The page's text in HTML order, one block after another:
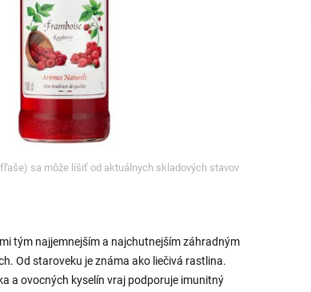
sa môže líšiť od aktuálnych skladových stavov
tým najjemnejším a najchutnejším záhradným
Od staroveku je známa ako liečivá rastlina.
a ovocných kyselín vraj podporuje imunitný